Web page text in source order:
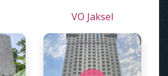
VO Jaksel